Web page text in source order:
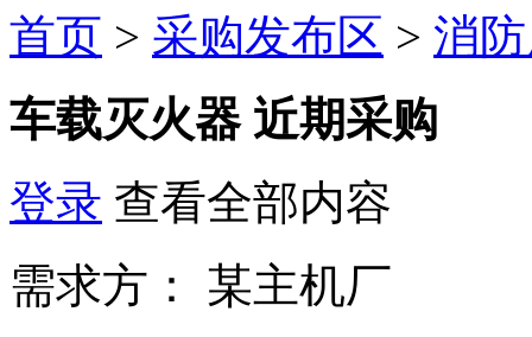
首页 > 采购发布区 > 消
车载灭火器 近期采购
登录 查看全部内容
需求方：
某主机厂